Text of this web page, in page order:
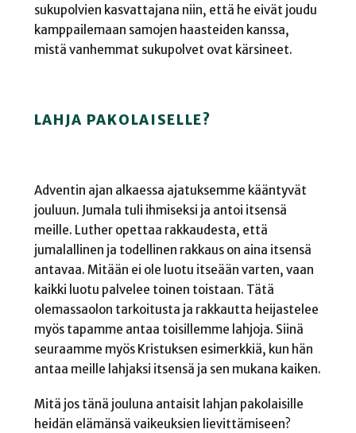
sukupolvien kasvattajana niin, että he eivät joudu
kamppailemaan samojen haasteiden kanssa,
mistä vanhemmat sukupolvet ovat kärsineet.
LAHJA PAKOLAISELLE?
Adventin ajan alkaessa ajatuksemme kääntyvät
jouluun. Jumala tuli ihmiseksi ja antoi itsensä
meille. Luther opettaa rakkaudesta, että
jumalallinen ja todellinen rakkaus on aina itsensä
antavaa. Mitään ei ole luotu itseään varten, vaan
kaikki luotu palvelee toinen toistaan. Tätä
olemassaolon tarkoitusta ja rakkautta heijastelee
myös tapamme antaa toisillemme lahjoja. Siinä
seuraamme myös Kristuksen esimerkkiä, kun hän
antaa meille lahjaksi itsensä ja sen mukana kaiken.
Mitä jos tänä jouluna antaisit lahjan pakolaisille
heidän elämänsä vaikeuksien lievittämiseen?